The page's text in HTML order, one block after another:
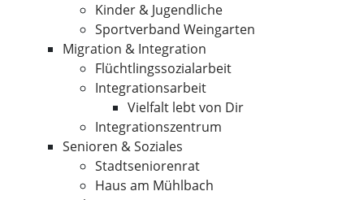
Kinder & Jugendliche
Sportverband Weingarten
Migration & Integration
Flüchtlingssozialarbeit
Integrationsarbeit
Vielfalt lebt von Dir
Integrationszentrum
Senioren & Soziales
Stadtseniorenrat
Haus am Mühlbach